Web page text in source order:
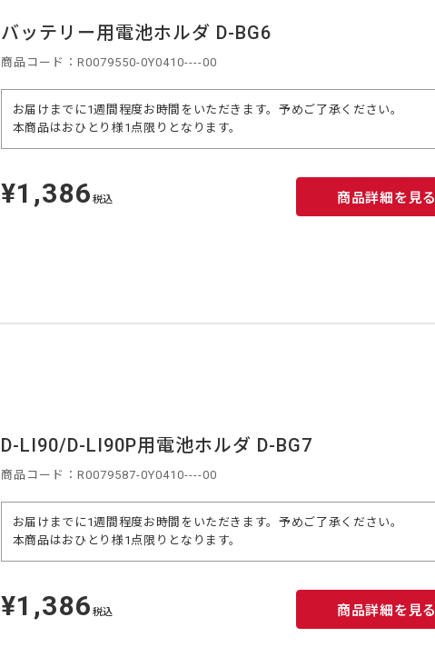
バッテリー用電池ホルダ D-BG6
商品コード：R0079550-0Y0410----00
お届けまでに1週間程度お時間をいただきます。予めご了承ください。
本商品はおひとり様1点限りとなります。
定
価
¥1,386 税込 商品詳細を見る
D-LI90/D-LI90P用電池ホルダ D-BG7
商品コード：R0079587-0Y0410----00
お届けまでに1週間程度お時間をいただきます。予めご了承ください。
本商品はおひとり様1点限りとなります。
定
価
¥1,386 税込 商品詳細を見る